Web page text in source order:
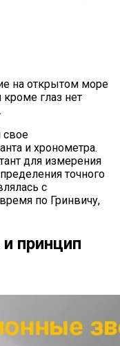
на открытом море
глаз нет
свое
и хронометра.
для измерения
точного
с
по Гринвичу,
принцип